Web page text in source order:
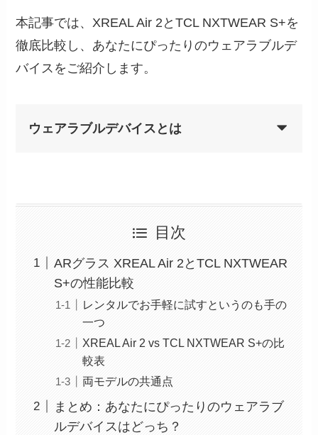
本記事では、XREAL Air 2とTCL NXTWEAR S+を
徹底比較し、あなたにぴったりのウェアラブルデ
バイスをご紹介します。
ウェアラブルデバイスとは
目次
ARグラス XREAL Air 2とTCL NXTWEAR
S+の性能比較
レンタルでお手軽に試すというのも手の
一つ
XREAL Air 2 vs TCL NXTWEAR S+の比
較表
両モデルの共通点
まとめ：あなたにぴったりのウェアラブ
ルデバイスはどっち？